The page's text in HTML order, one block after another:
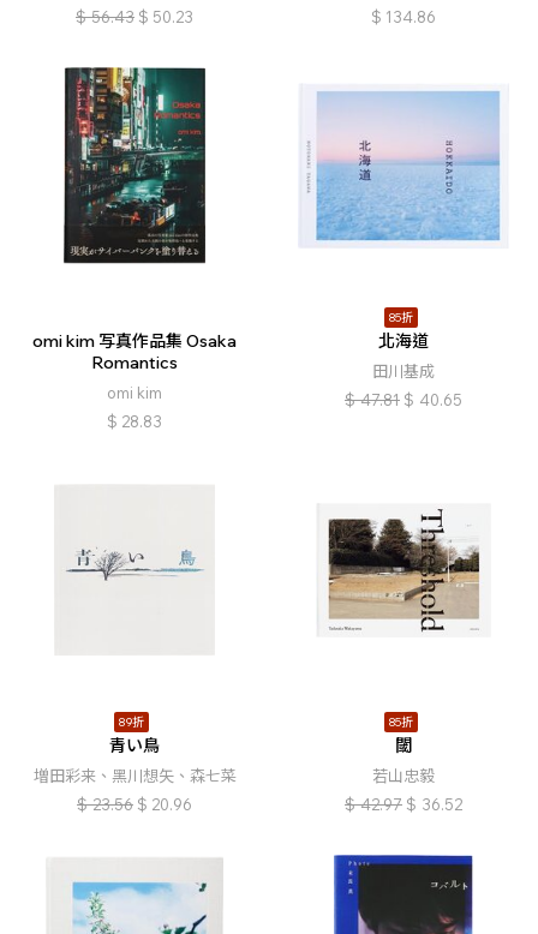
$ 56.43 $ 50.23
$ 134.86
omi kim 写真作品集 Osaka
Romantics
omi kim
$ 28.83
85折
北海道
田川基成
$ 47.81 $ 40.65
89折
青い鳥
増田彩来、黑川想矢、森七菜
$ 23.56 $ 20.96
85折
閾
若山忠毅
$ 42.97 $ 36.52